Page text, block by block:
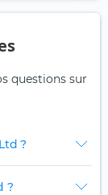
questions sur
?
?